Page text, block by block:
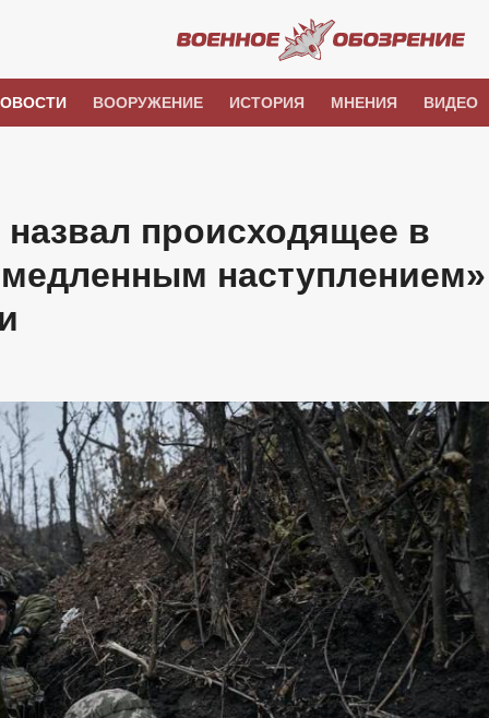
ВООРУЖЕНИЕ ИСТОРИЯ МНЕНИЯ ВИДЕО
происходящее в
наступлением»